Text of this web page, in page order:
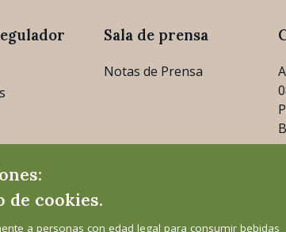
Sala de prensa
Notas de Prensa
de cookies.
a personas con edad legal para consumir bebidas